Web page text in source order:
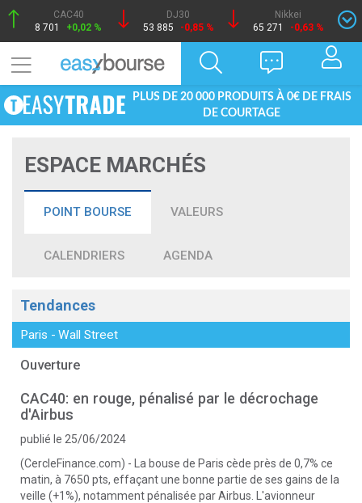
CAC40
8 701
+0,02 %
DJ30
53 885
-0,85 %
Nikkei
65 271
-0,63 %
PLUS DE 20 000 PRODUITS À 0€ DE FRAIS
DE COURTAGE
ESPACE MARCHÉS
POINT BOURSE VALEURS
CALENDRIERS AGENDA
Tendances
Paris - Wall Street
Ouverture
CAC40: en rouge, pénalisé par le décrochage
d'Airbus
publié le 25/06/2024
(CercleFinance.com) - La bouse de Paris cède près de 0,7% ce
matin, à 7650 pts, effaçant une bonne partie de ses gains de la
veille (+1%), notamment pénalisée par Airbus. L'avionneur